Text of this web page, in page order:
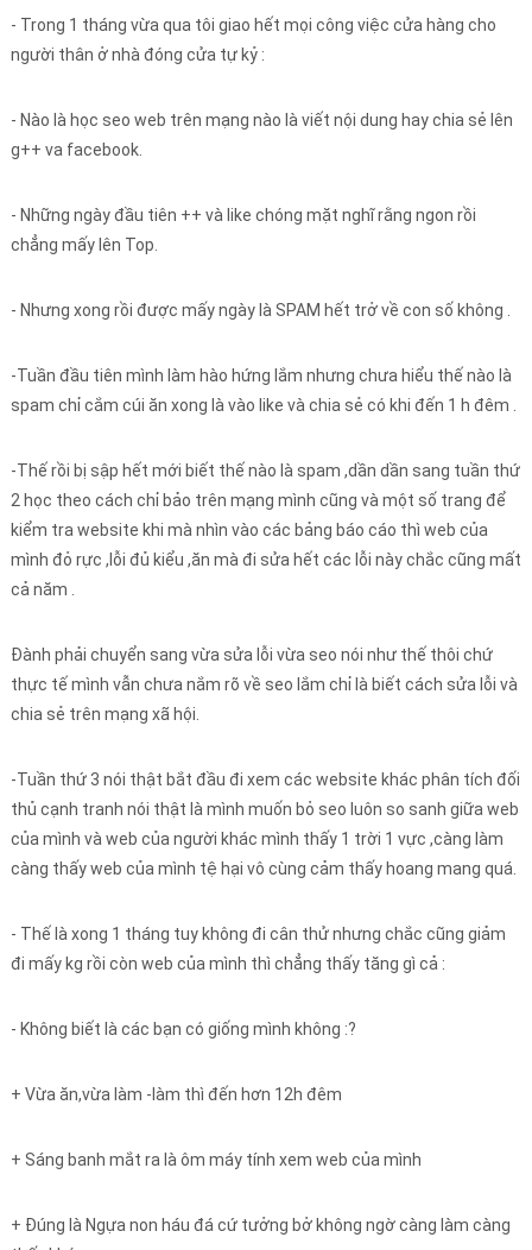
- Trong 1 tháng vừa qua tôi giao hết mọi công việc cửa hàng cho
người thân ở nhà đóng cửa tự kỷ :
- Nào là học seo web trên mạng nào là viết nội dung hay chia sẻ lên
g++ va facebook.
- Những ngày đầu tiên ++ và like chóng mặt nghĩ rằng ngon rồi
chẳng mấy lên Top.
- Nhưng xong rồi được mấy ngày là SPAM hết trở về con số không .
-Tuần đầu tiên mình làm hào hứng lắm nhưng chưa hiểu thế nào là
spam chỉ cắm cúi ăn xong là vào like và chia sẻ có khi đến 1 h đêm .
-Thế rồi bị sập hết mới biết thế nào là spam ,dần dần sang tuần thứ
2 học theo cách chỉ bảo trên mạng mình cũng và một số trang để
kiểm tra website khi mà nhìn vào các bảng báo cáo thì web của
mình đỏ rực ,lỗi đủ kiểu ,ăn mà đi sửa hết các lỗi này chắc cũng mất
cả năm .
Đành phải chuyển sang vừa sửa lỗi vừa seo nói như thế thôi chứ
thực tế mình vẫn chưa nắm rõ về seo lắm chỉ là biết cách sửa lỗi và
chia sẻ trên mạng xã hội.
-Tuần thứ 3 nói thật bắt đầu đi xem các website khác phân tích đối
thủ cạnh tranh nói thật là mình muốn bỏ seo luôn so sanh giữa web
của mình và web của người khác mình thấy 1 trời 1 vực ,càng làm
càng thấy web của mình tệ hại vô cùng cảm thấy hoang mang quá.
- Thế là xong 1 tháng tuy không đi cân thử nhưng chắc cũng giảm
đi mấy kg rồi còn web của mình thì chẳng thấy tăng gì cả :
- Không biết là các bạn có giống mình không :?
+ Vừa ăn,vừa làm -làm thì đến hơn 12h đêm
+ Sáng banh mắt ra là ôm máy tính xem web của mình
+ Đúng là Ngựa non háu đá cứ tưởng bở không ngờ càng làm càng